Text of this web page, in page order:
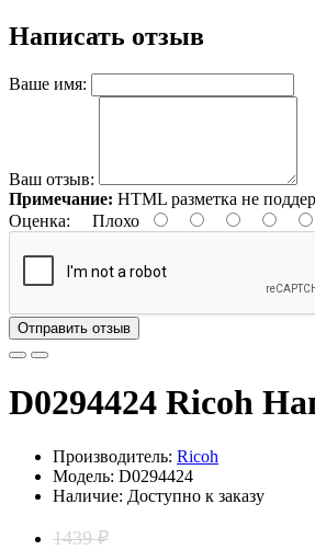
Написать отзыв
Ваше имя:
Ваш отзыв:
Примечание: HTML разметка не
Оценка: Плохо
Отправить отзыв
D0294424 Ricoh
Производитель: Ricoh
Модель: D0294424
Наличие: Доступно к заказу
1439 ₽